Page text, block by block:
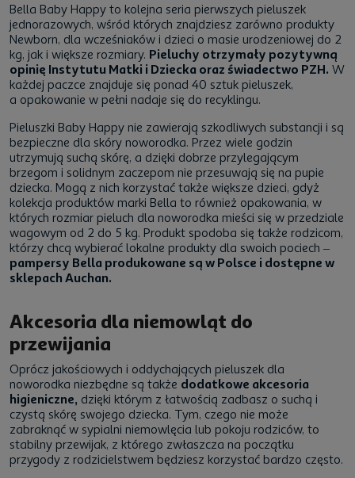
Bella Baby Happy to kolejna seria pierwszych pieluszek
jednorazowych, wśród których znajdziesz zarówno produkty
Newborn, dla wcześniaków i dzieci o masie urodzeniowej do 2
kg, jak i większe rozmiary. Pieluchy otrzymały pozytywną
opinię Instytutu Matki i Dziecka oraz świadectwo PZH. W
każdej paczce znajduje się ponad 40 sztuk pieluszek,
a opakowanie w pełni nadaje się do recyklingu.
Pieluszki Baby Happy nie zawierają szkodliwych substancji i są
bezpieczne dla skóry noworodka. Przez wiele godzin
utrzymują suchą skórę, a dzięki dobrze przylegającym
brzegom i solidnym zaczepom nie przesuwają się na pupie
dziecka. Mogą z nich korzystać także większe dzieci, gdyż
kolekcja produktów marki Bella to również opakowania, w
których rozmiar pieluch dla noworodka mieści się w przedziale
wagowym od 2 do 5 kg. Produkt spodoba się także rodzicom,
którzy chcą wybierać lokalne produkty dla swoich pociech –
pampersy Bella produkowane są w Polsce i dostępne w
sklepach Auchan.
Akcesoria dla niemowląt do
przewijania
Oprócz jakościowych i oddychających pieluszek dla
noworodka niezbędne są także dodatkowe akcesoria
higieniczne, dzięki którym z łatwością zadbasz o suchą i
czystą skórę swojego dziecka. Tym, czego nie może
zabraknąć w sypialni niemowlęcia lub pokoju rodziców, to
stabilny przewijak, z którego zwłaszcza na początku
przygody z rodzicielstwem będziesz korzystać bardzo często.